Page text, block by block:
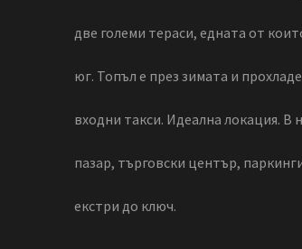
две големи тераси, едната от
юг. Топъл е през зимата и
входни такси. Идеална локация. В
пазар, търговски център,
екстри до ключ.